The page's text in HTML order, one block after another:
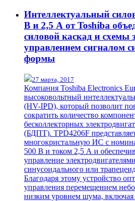
Интеллектуальный
В и 2,5 А от Toshiba
силовой каскад и схемы
управлением сигналом
формы
27 марта, 2017
Компания Toshiba Electronics
высоковольтный
(HV-IPD), который позволит
сократить количество
бесколлекторных
(БДПТ). TPD4206F
многокристальную ИС с
500 В и током 2,5 А и
управление
синусоидального или
Благодаря этому устройство
управления перемещением
низким уровнем шума, включая